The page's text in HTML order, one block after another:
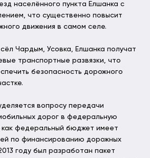
населённого пункта Елшанка с
что существенно повысит
движения в самом селе.
Чардым, Усовка, Елшанка получат
транспортные развязки, что
безопасность дорожного
вопросу передачи
дорог в федеральную
как федеральный бюджет имеет
по финансированию дорожных
году был разработан пакет